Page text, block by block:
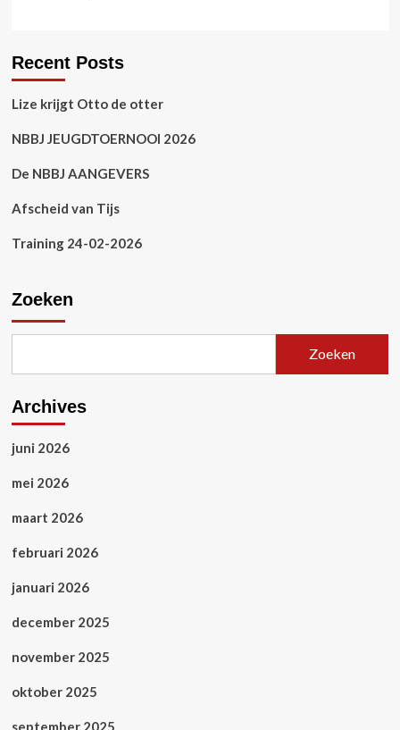
Recent Posts
Lize krijgt Otto de otter
NBBJ JEUGDTOERNOOI 2026
De NBBJ AANGEVERS
Afscheid van Tijs
Training 24-02-2026
Zoeken
Zoeken
Archives
juni 2026
mei 2026
maart 2026
februari 2026
januari 2026
december 2025
november 2025
oktober 2025
september 2025